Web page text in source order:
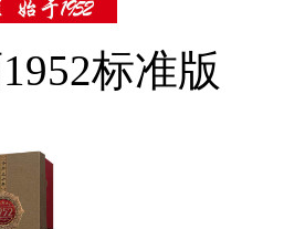
标准版